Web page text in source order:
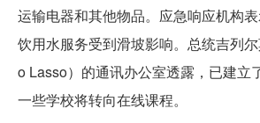
运输电器和其他物品。应急响应机构
饮用水服务受到滑坡影响。总统吉列
o Lasso）的通讯办公室透露，已建立
一些学校将转向在线课程。